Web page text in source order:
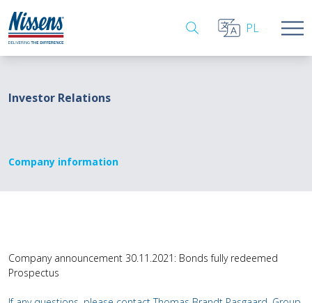
PL
Investor Relations
Company information
Company announcement 30.11.2021: Bonds fully redeemed
Prospectus